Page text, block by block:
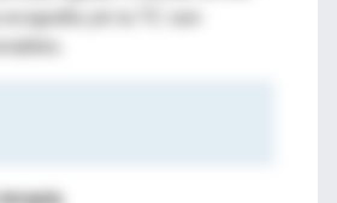
y/o la TC son